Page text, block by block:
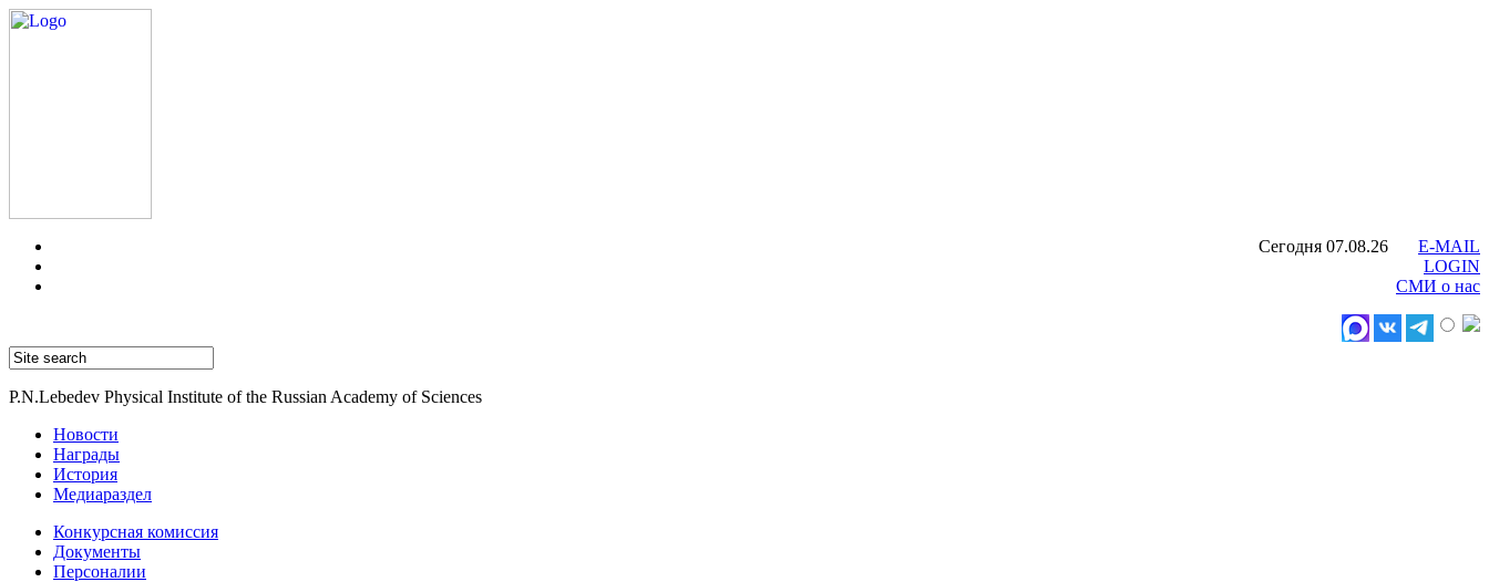
Сегодня 07.08.26
E-MAIL
LOGIN
СМИ о нас
P.N.Lebedev Physical Institute of the Russian Academy of Sciences
Новости
Награды
История
Медиараздел
Конкурсная комиссия
Документы
Персоналии